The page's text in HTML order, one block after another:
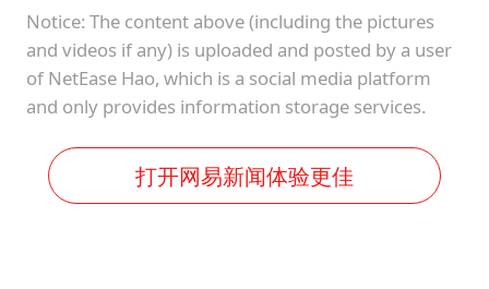
Notice: The content above (including the pictures
and videos if any) is uploaded and posted by a user
of NetEase Hao, which is a social media platform
and only provides information storage services.
打开网易新闻体验更佳